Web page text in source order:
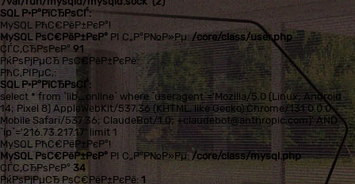
SQL Р·Р°РїСЂРѕСЃ:
MySQL РћС€РёР±РєР°!
MySQL РѕС€РёР±РєР° РІ С„Р°Р№Р»Рµ: /core/class/user.php
СЃС‚СЂРѕРєР° 91
РќРѕРјРµСЂ РѕС€РёР±РєРё:
РћС‚РІРµС‚:
SQL Р·Р°РїСЂРѕСЃ:
select * from `lib_online` where `useragent`='Mozilla/5.0 (Linux; Android
14; Pixel 8) AppleWebKit/537.36 (KHTML, like Gecko) Chrome/131.0.0.0
Mobile Safari/537.36; ClaudeBot/1.0; +claudebot@anthropic.com)' AND
`ip`='216.73.217.17' limit 1
MySQL РћС€РёР±РєР°!
MySQL РѕС€РёР±РєР° РІ С„Р°Р№Р»Рµ:/core/class/mysql.php
СЃС‚СЂРѕРєР°34
РќРѕРјРµСЂ РѕС€РёР±РєРё: 1